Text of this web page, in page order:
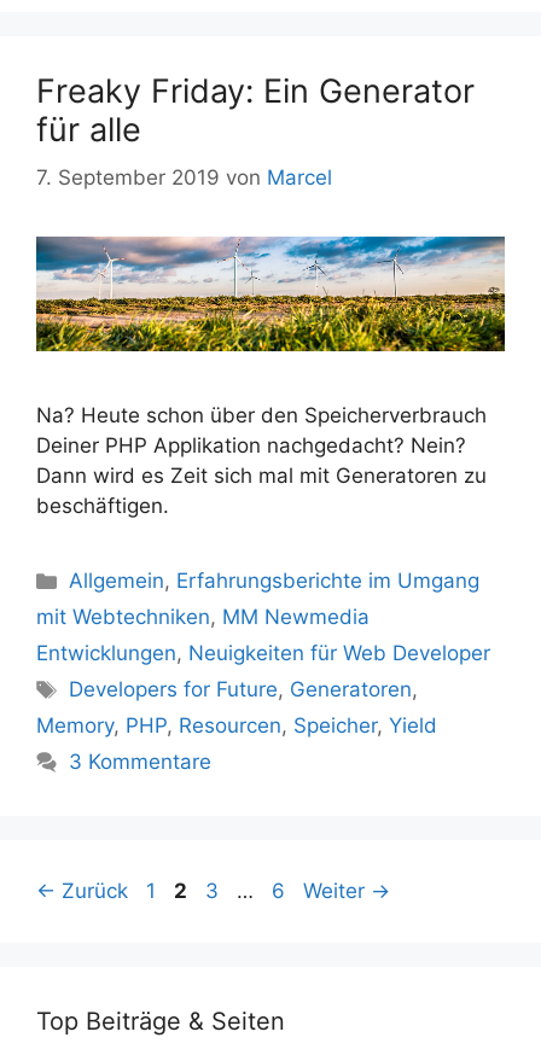
Freaky Friday: Ein Generator
für alle
7. September 2019 von Marcel
Na? Heute schon über den Speicherverbrauch
Deiner PHP Applikation nachgedacht? Nein?
Dann wird es Zeit sich mal mit Generatoren zu
beschäftigen.
Kategorien
Allgemein, Erfahrungsberichte im Umgang
mit Webtechniken, MM Newmedia
Entwicklungen, Neuigkeiten für Web Developer
Schlagwörter
Developers for Future, Generatoren,
Memory, PHP, Resourcen, Speicher, Yield
3 Kommentare
← Zurück Seite
1 Seite
2 Seite
3 … Seite
6 Weiter →
Top Beiträge & Seiten